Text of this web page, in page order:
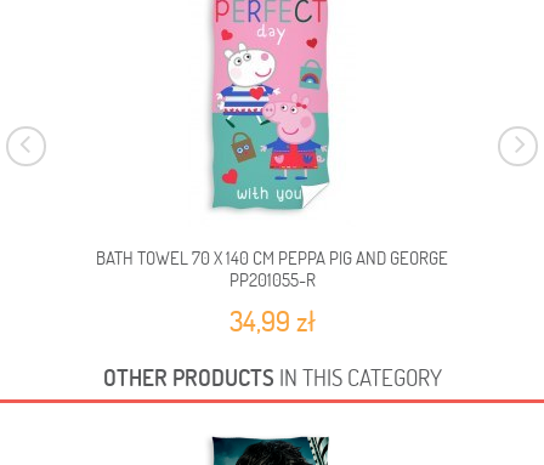
BATH TOWEL 70 X 140 CM PEPPA PIG AND GEORGE
PP201055-R
34,99 zł
OTHER PRODUCTS IN THIS CATEGORY